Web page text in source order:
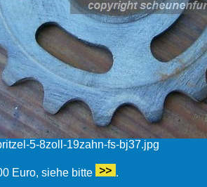
5-8zoll-19zahn-fs-bj37.jpg
Euro, siehe bitte .